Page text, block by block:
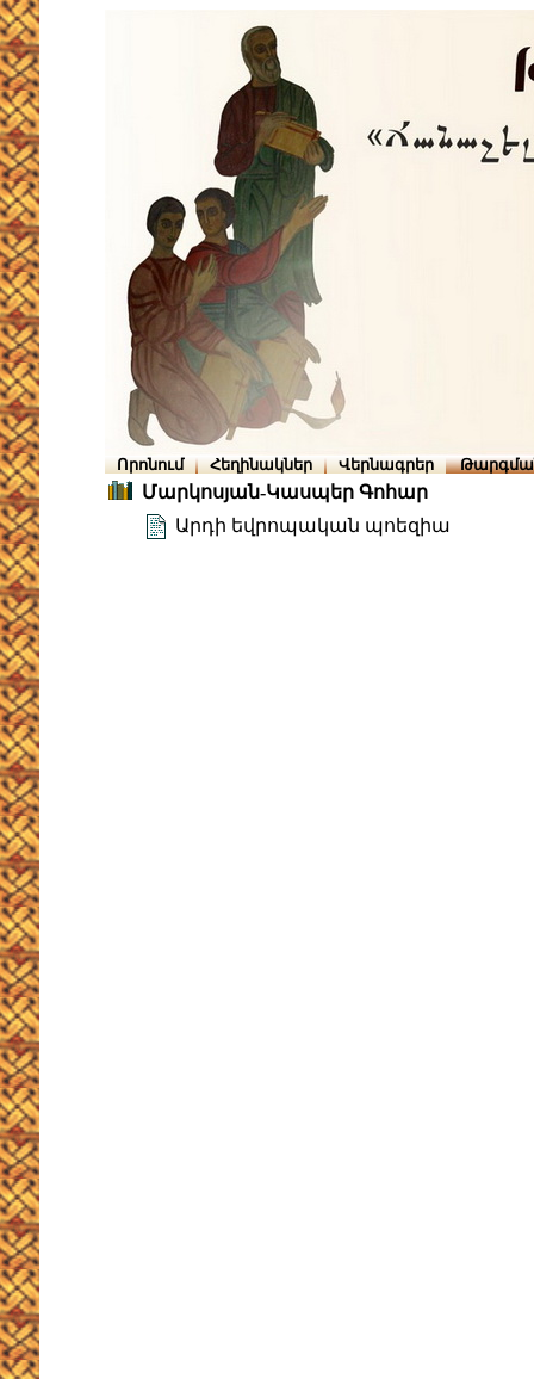
Որոնում Հեղինակներ Վերնագրեր
Մարկոսյան-Կասպեր Գոհար
Արդի եվրոպական պոեզիա